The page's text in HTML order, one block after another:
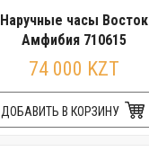
Наручные часы Восток
Амфибия 710615
74 000 KZT
ДОБАВИТЬ В КОРЗИНУ